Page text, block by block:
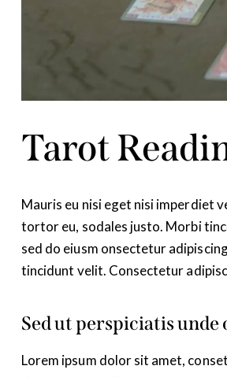
Tarot
Mauris eu nisi eget nisi imperdiet
tortor eu, sodales justo. Morbi
sed do eiusm onsectetur
tincidunt velit. Consectetur
Sed ut perspiciatis unde
Lorem ipsum dolor sit amet,